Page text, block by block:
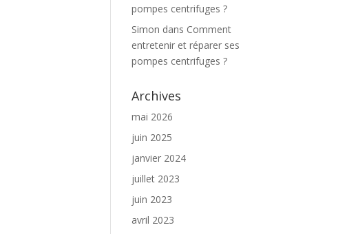
pompes centrifuges ?
Simon dans Comment
entretenir et réparer ses
pompes centrifuges ?
Archives
mai 2026
juin 2025
janvier 2024
juillet 2023
juin 2023
avril 2023